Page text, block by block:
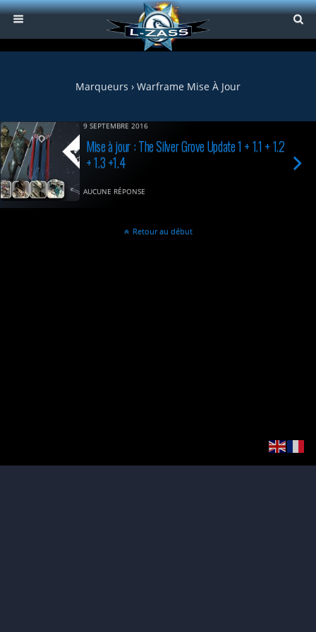
Marqueurs › Warframe Mise À Jour
9 SEPTEMBRE 2016
Mise à jour : The Silver Grove Update 1 + 1.1 + 1.2
+ 1.3 +1.4
AUCUNE RÉPONSE
Retour au début